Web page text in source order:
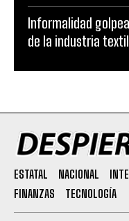
Informalidad
de la industria
ESTATAL NACIONAL
FINANZAS
TECNOLOGÍA